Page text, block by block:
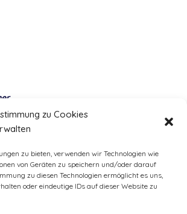
zu Cookies
zu bieten, verwenden wir Technologien wie
von Geräten zu speichern und/oder darauf
zu diesen Technologien ermöglicht es uns,
oder eindeutige IDs auf dieser Website zu
payment